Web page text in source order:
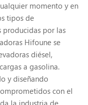
momento y en
tipos de
producidas por las
Hifoune se
diésel,
a gasolina.
y diseñando
con el